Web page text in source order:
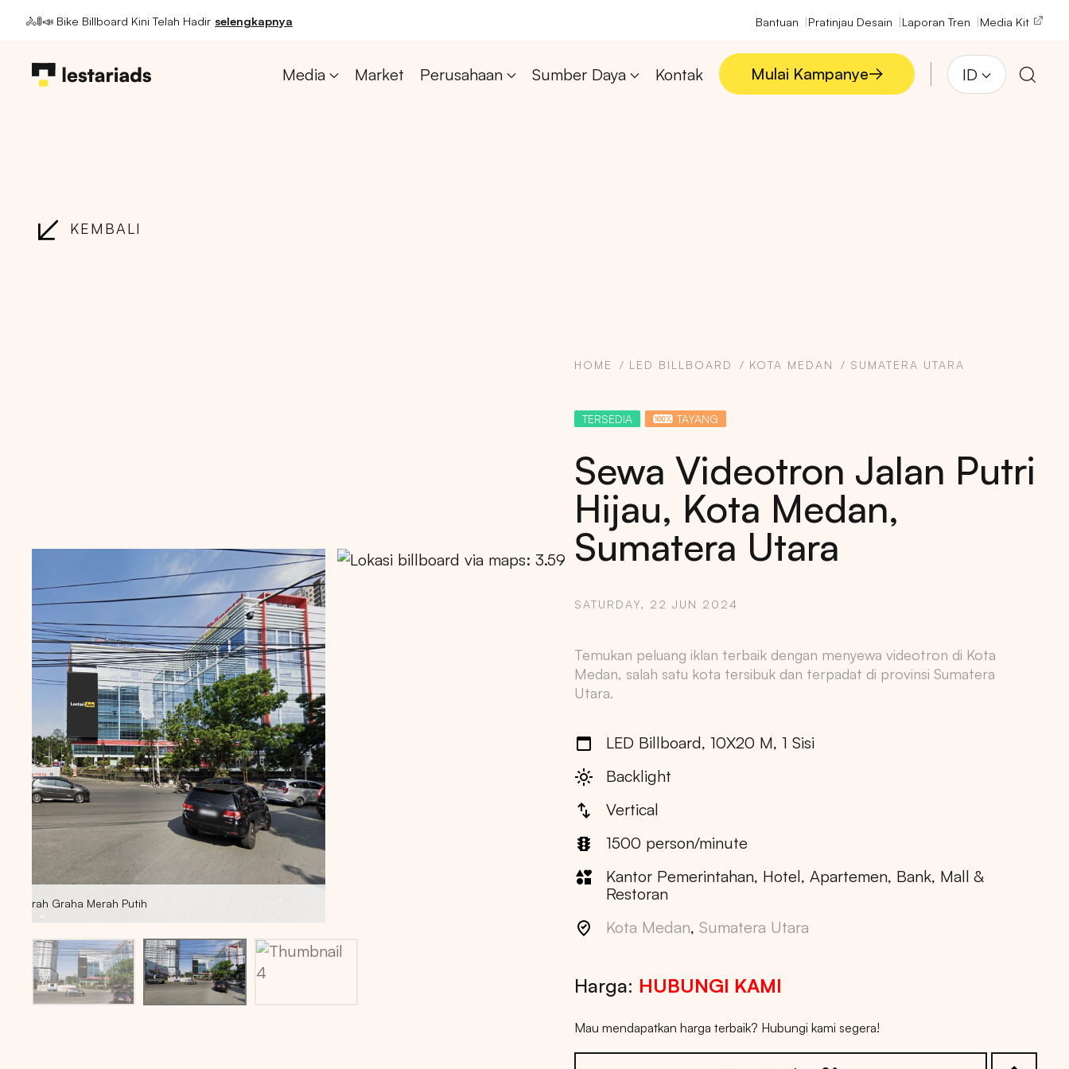
🚴🚦📣 Bike Billboard Kini Telah Hadir selengkapnya Bantuan Pratinjau Desain Laporan Tren Media Kit
Media Market Perusahaan Sumber Daya Kontak
Mulai Kampanye
Mulai Kampanye
ID
KEMBALI
Lokasi billboard via maps: 3.5930591,98.6767751
HOME LED BILLBOARD KOTA MEDAN SUMATERA UTARA
TERSEDIA TAYANG
Sewa Videotron Jalan Putri
Hijau, Kota Medan,
Sumatera Utara
SATURDAY, 22 JUN 2024
Temukan peluang iklan terbaik dengan menyewa videotron di Kota
Medan, salah satu kota tersibuk dan terpadat di provinsi Sumatera
Utara.
LED Billboard, 10X20 M, 1 Sisi
Backlight
Vertical
1500 person/minute
Kantor Pemerintahan, Hotel, Apartemen, Bank, Mall &
Restoran
Kota Medan, Sumatera Utara
Harga: HUBUNGI KAMI
Mau mendapatkan harga terbaik? Hubungi kami segera!